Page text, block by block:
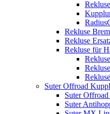
Rekluse
Rekluse
Rekluse für
Suter Offroad
Suter
Suter